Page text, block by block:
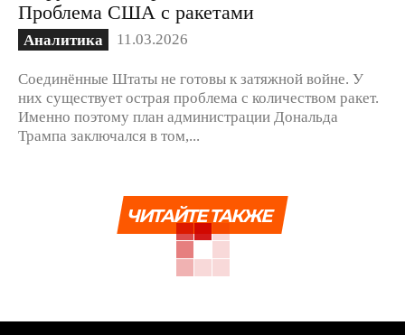
Проблема США с ракетами
Аналитика 11.03.2026
Соединённые Штаты не готовы к затяжной войне. У
них существует острая проблема с количеством ракет.
Именно поэтому план администрации Дональда
Трампа заключался в том,...
ЧИТАЙТЕ ТАКЖЕ